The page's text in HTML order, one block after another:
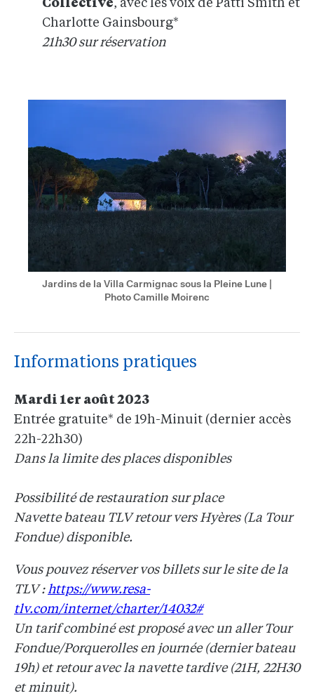
Charlotte Gainsbourg*
21h30 sur réservation
Jardins de la Villa Carmignac sous la Pleine Lune |
Photo Camille Moirenc
Informations pratiques
Mardi 1er août 2023
Entrée gratuite* de 19h-Minuit (dernier accès
22h-22h30)
Dans la limite des places disponibles
Possibilité de restauration sur place
Navette bateau TLV retour vers Hyères (La Tour
Fondue) disponible.
Vous pouvez réserver vos billets sur le site de la
TLV :https://www.resa-
tlv.com/internet/charter/14032#
Un tarif combiné est proposé avec un aller Tour
Fondue/Porquerolles en journée (dernier bateau
19h) et retour avec la navette tardive (21H, 22H30
et minuit).